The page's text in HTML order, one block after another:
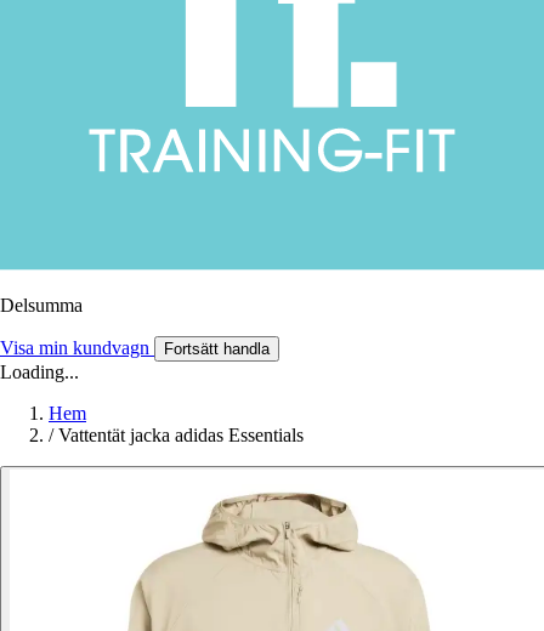
Delsumma
Visa min kundvagn Fortsätt handla
Loading...
Hem
/ Vattentät jacka adidas Essentials